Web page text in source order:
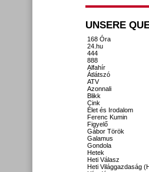
UNSERE
168 Óra
24.hu
444
888
Alfahír
Átlátszó
ATV
Azonnali
Blikk
Cink
Élet és Irodalom
Ferenc Kumin
Figyelő
Gábor Török
Galamus
Gondola
Hetek
Heti Válasz
Heti Világgazdaság